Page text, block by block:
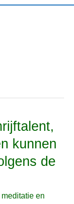
kunnen
de
en